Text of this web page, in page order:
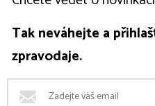
Tak neváhejte a
zpravodaje.